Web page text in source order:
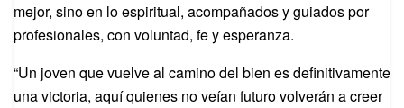
mejor, sino en lo espiritual, acompañados y guiados por
profesionales, con voluntad, fe y esperanza.
“Un joven que vuelve al camino del bien es definitivamente
una victoria, aquí quienes no veían futuro volverán a creer